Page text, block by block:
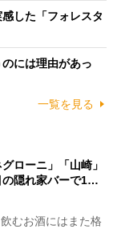
した「フォレスタ
には理由があっ
一覧を見る
ローニ」「山崎」
の隠れ家バーで1…
むお酒にはまた格